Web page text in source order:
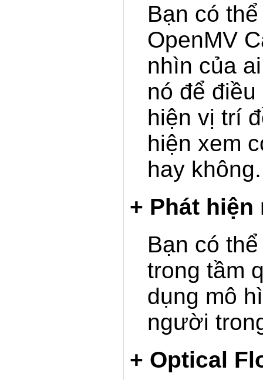
Bạn có
OpenMV
nhìn của
nó để
hiện vị trí
hiện xem
hay không.
+ Phát
Bạn có
trong tầm
dụng mô
người
+ Optical